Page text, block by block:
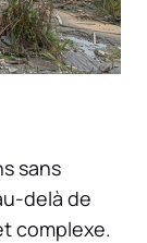
sans
delà de
complexe.